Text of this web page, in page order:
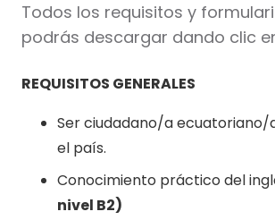
Todos los requisitos y
podrás descargar dando clic
REQUISITOS GENERALES
Ser ciudadano/a ecuatoriano/
el país.
Conocimiento práctico del
nivel B2)